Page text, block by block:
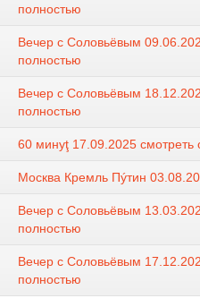
полностью
Вечер с Соловьёвым
полностью
Вечер с Соловьёвым
полностью
60 минуţ 17.09.2025 смотреть
Москва Кремль Пýтин
Вечер с Соловьёвым
полностью
Вечер с Соловьёвым
полностью